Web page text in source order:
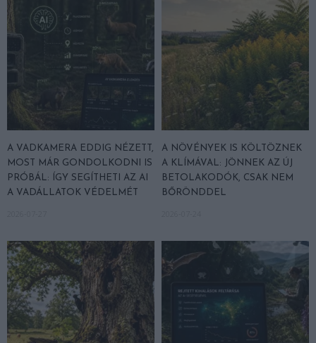
A VADKAMERA EDDIG NÉZETT,
MOST MÁR GONDOLKODNI IS
PRÓBÁL: ÍGY SEGÍTHETI AZ AI
A VADÁLLATOK VÉDELMÉT
A NÖVÉNYEK IS KÖLTÖZNEK
A KLÍMÁVAL: JÖNNEK AZ ÚJ
BETOLAKODÓK, CSAK NEM
BŐRÖNDDEL